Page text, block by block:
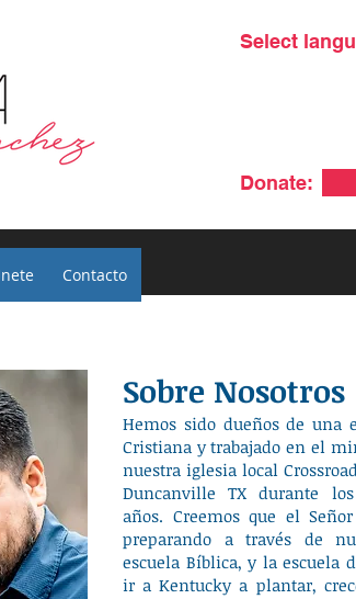
Select
Donate:
Contacto
Sobre Nosotros
Hemos sido dueños de una
Cristiana y trabajado en el
nuestra iglesia local
Duncanville TX durante
años. Creemos que el
preparando a través de
escuela Bíblica, y la escuela
ir a Kentucky a plantar,